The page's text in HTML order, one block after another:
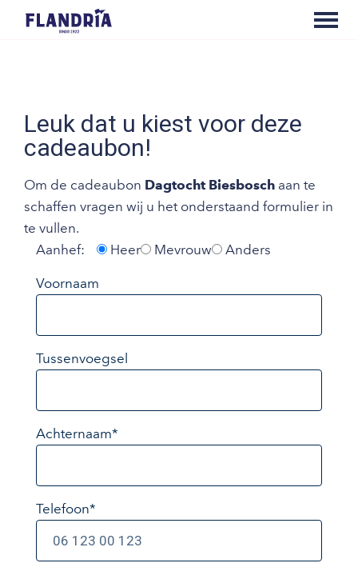
Leuk dat u kiest voor deze
cadeaubon!
Om de cadeaubon Dagtocht Biesbosch aan te
schaffen vragen wij u het onderstaand formulier in
te vullen.
Aanhef:
Heer Mevrouw Anders
Voornaam
Tussenvoegsel
Achternaam*
Telefoon*